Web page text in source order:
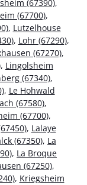
(67390),
(67700),
, Lutzelhouse
, Lohr (67290),
(67270),
, Lingolsheim
(67340),
, Le Hohwald
(67580),
(67700),
, Lalaye
(67350), La
, La Broque
(67250),
, Kriegsheim